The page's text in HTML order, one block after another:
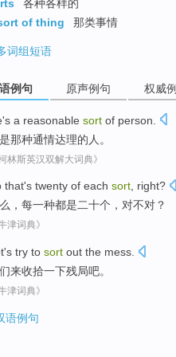
各种各样的
of thing
那类事情
词组短语
例句 原声例句 权威
's a reasonable sort of person
是那种通情达理的 人 。
柯林斯英汉双解大词典》
that's twenty of each sort, right?
， 每一种都是二十个 ， 对不对 ？
津词典》
's try to sort out the mess
来收拾一下残局吧。
津词典》
语例句